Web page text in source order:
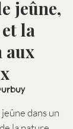
jeûne,
la
aux
dans un